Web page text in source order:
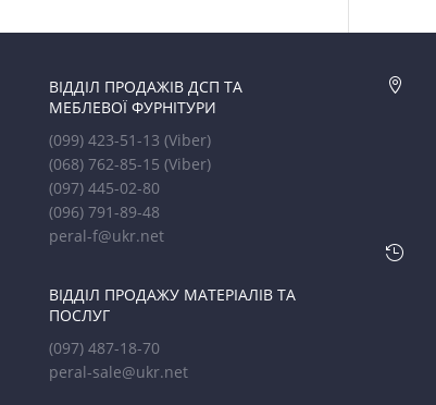
ВІДДІЛ ПРОДАЖІВ ДСП ТА
МЕБЛЕВОЇ ФУРНІТУРИ
(099) 423-51-13(Viber)
(068) 762-85-15(Viber)
(097) 445-02-80
(096) 791-89-48
peral-f@ukr.net
ВІДДІЛ ПРОДАЖУ МАТЕРІАЛІВ ТА
ПОСЛУГ
(097) 487-18-70
peral-sale@ukr.net

